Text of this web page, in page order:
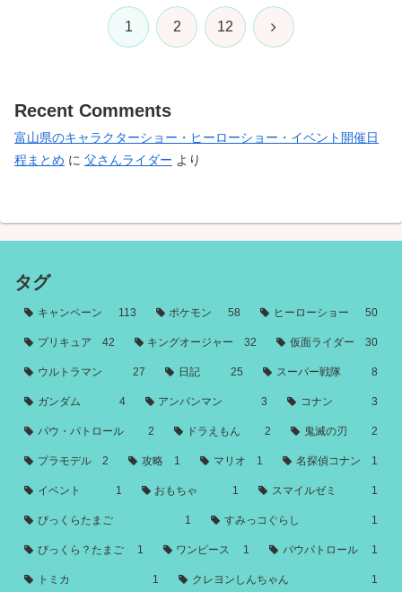
1 2 12 次
Recent Comments
富山県のキャラクターショー・ヒーローショー・イベント開催日
程まとめ に 父さんライダー より
タグ
キャンペーン 113 ポケモン 58 ヒーローショー 50
プリキュア 42 キングオージャー 32 仮面ライダー 30
ウルトラマン 27 日記 25 スーパー戦隊 8
ガンダム 4 アンパンマン 3 コナン 3
パウ・パトロール 2 ドラえもん 2 鬼滅の刃 2
プラモデル 2 攻略 1 マリオ 1 名探偵コナン 1
イベント 1 おもちゃ 1 スマイルゼミ 1
びっくらたまご 1 すみっコぐらし 1
びっくら？たまご 1 ワンピース 1 パウパトロール 1
トミカ 1 クレヨンしんちゃん 1